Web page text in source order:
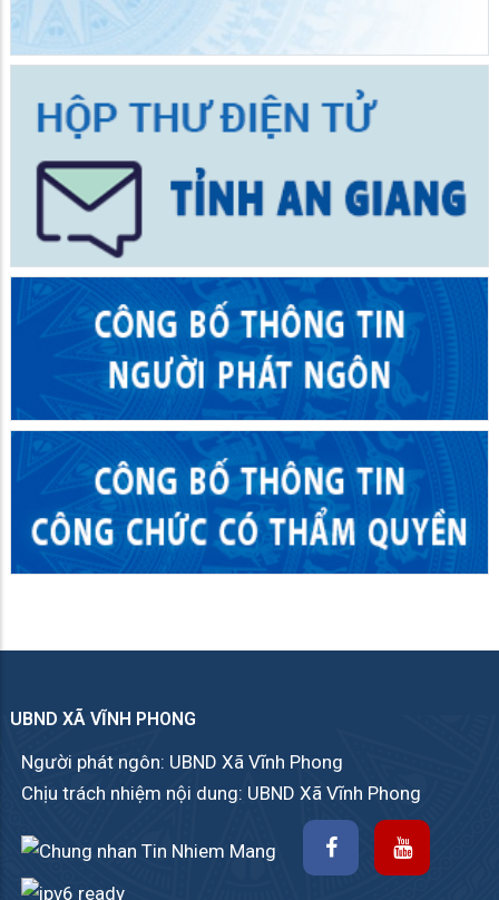
UBND XÃ VĨNH PHONG
Người phát ngôn: UBND Xã Vĩnh Phong
Chịu trách nhiệm nội dung: UBND Xã Vĩnh Phong